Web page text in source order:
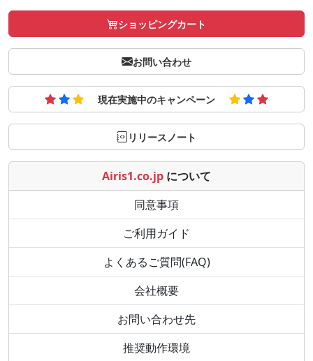
ショッピングカート
お問い合わせ
現在実施中のキャンペーン
リリースノート
Airis1.co.jp について
同意事項
ご利用ガイド
よくあるご質問(FAQ)
会社概要
お問い合わせ先
推奨動作環境